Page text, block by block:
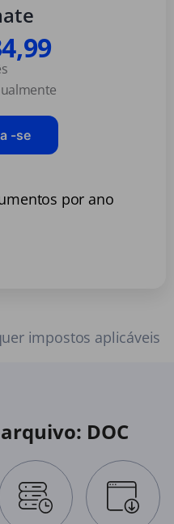
-se
por ano
impostos aplicáveis
DOC